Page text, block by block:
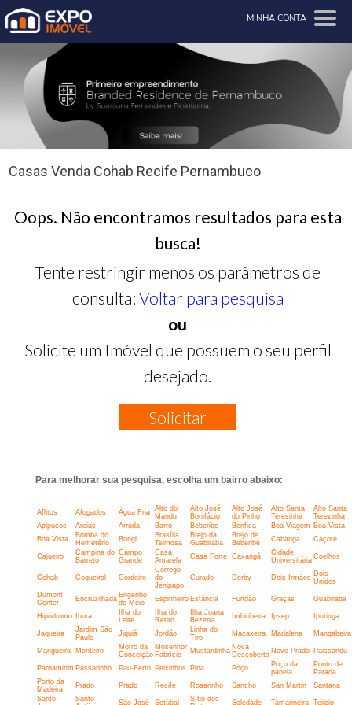
MINHA CONTA
Casas Venda Cohab Recife Pernambuco
Oops. Não encontramos resultados para esta
busca!
Tente restringir menos os parâmetros de
consulta: Voltar para pesquisa
ou
Solicite um Imóvel que possuem o seu perfil
desejado.
Solicitar
Para melhorar sua pesquisa, escolha um bairro abaixo:
Aflitos Afogados Água Fria
Alto do
Mandu
Alto José
Bonifácio
Alto José
do Pinho
Alto Santa
Teresinha
Alto Santa
Terezinha
Apipucos
Areias Arruda Barro Beberibe Benfica Boa Viagem Boa Vista
Boa Vista
Bomba do
Hemetério
Bongi
Brasília
Teimosa
Brejo da
Guabiraba
Brejo de
Beberibe
Cabanga Caçote
Cajueiro
Campina do
Barreto
Campo
Grande
Casa
Amarela
Casa Forte Caxangá
Cidade
Universitária Coelhos
Cohab Coqueiral Cordeiro
Córrego
do
Jenipapo
Curado Derby Dois Irmãos Dois
Unidos
Dumont
Center
Encruzilhada Engenho
do Meio
Espinheiro Estância Fundão Graças Guabiraba
Hipódromo Ibura
Ilha do
Leite
Ilha do
Retiro
Ilha Joana
Bezerra
Imbiribeira Ipsep Iputinga
Jaqueira
Jardim São
Paulo
Jiquiá Jordão
Linha do
Tiro
Macaxeira Madalena Mangabeira
Mangueira Monteiro
Morro da
Conceição
Mosenhor
Fabrício
Mustardinha Nova
Descoberta Novo Prado Paissandu
Parnamirim Passarinho Pau-Ferro Peixinhos Pina Poço
Poço da
panela
Ponto de
Parada
Porto da
Madeira
Prado Prado Recife Rosarinho Sancho San Martin
Santana
Santo
Santo
São José Setúbal
Sítio dos
Soledade Tamarineira Tejipió